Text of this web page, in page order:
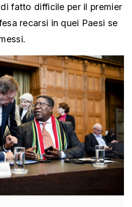
fatto difficile per il premier
recarsi in quei Paesi se